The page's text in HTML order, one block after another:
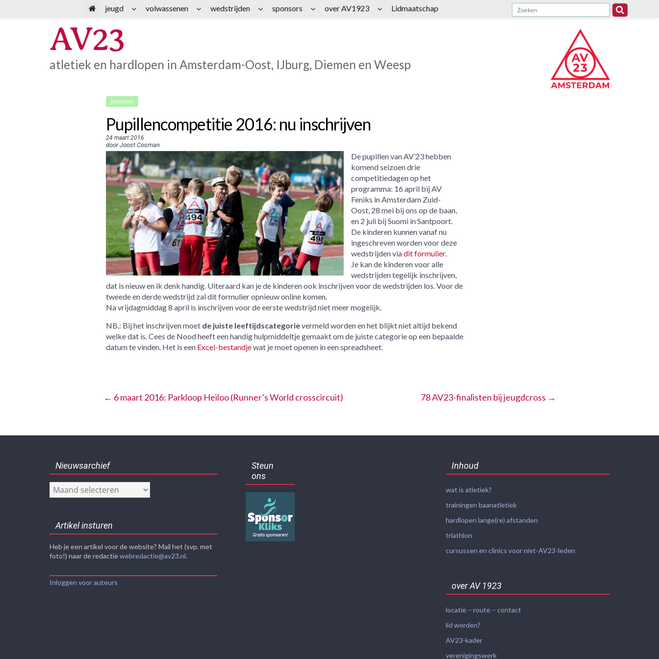
AV23
atletiek en hardlopen in Amsterdam-Oost, IJburg, Diemen en Weesp
junioren
Pupillencompetitie 2016: nu inschrijven
24 maart 2016
door Joost Cosman
De pupillen van AV’23 hebben
komend seizoen drie
competitiedagen op het
programma: 16 april bij AV
Feniks in Amsterdam Zuid-
Oost, 28 mei bij ons op de baan,
en 2 juli bij Suomi in Santpoort.
De kinderen kunnen vanaf nu
ingeschreven worden voor deze
wedstrijden viadit formulier.
Je kan de kinderen voor alle
wedstrijden tegelijk inschrijven,
dat is nieuw en ik denk handig. Uiteraard kan je de kinderen ook inschrijven voor de wedstrijden los. Voor de
tweede en derde wedstrijd zal dit formulier opnieuw online komen.
Na vrijdagmiddag 8 april is inschrijven voor de eerste wedstrijd niet meer mogelijk.
NB.: Bij het inschrijven moet de juiste leeftijdscategorievermeld worden en het blijkt niet altijd bekend
welke dat is. Cees de Nood heeft een handig hulpmiddeltje gemaakt om de juiste categorie op een bepaalde
datum te vinden. Het is een Excel-bestandjewat je moet openen in een spreadsheet.
← 6 maart 2016: Parkloop Heiloo (Runner’s World crosscircuit) 78 AV23-finalisten bij jeugdcross →
Nieuwsarchief
Nieuwsarchief
Artikel insturen
Heb je een artikel voor de website? Mail het (svp. met
foto!) naar de redactiewebredactie@av23.nl.
Inloggen voor auteurs
Steun
ons
Inhoud
wat is atletiek?
trainingen baanatletiek
hardlopen lange(re) afstanden
triathlon
cursussen en clinics voor niet-AV23-leden
over AV 1923
locatie – route – contact
lid worden?
AV23-kader
verenigingswerk
jeugd volwassenen wedstrijden sponsors over AV1923 Lidmaatschap